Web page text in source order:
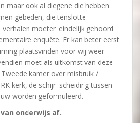
maar ook al diegene die hebben
gebeden, die tenslotte
verhalen moeten eindelijk gehoord
enquête. Er kan beter eerst
plaatsvinden voor wij weer
moet als uitkomst van deze
kamer over misbruik /
kerk, de schijn-scheiding tussen
worden geformuleerd.
onderwijs af.